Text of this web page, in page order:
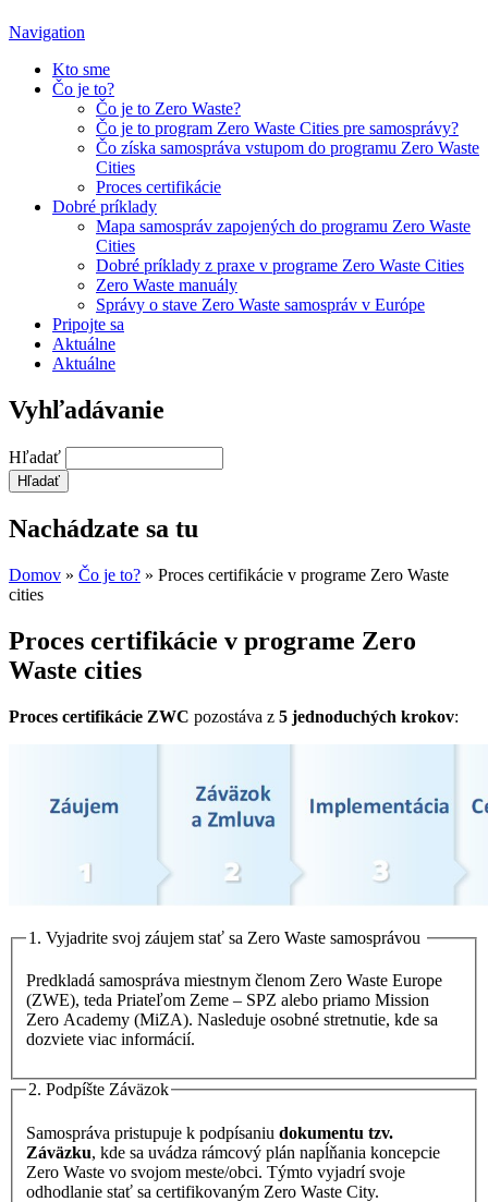
Navigation
Kto sme
Čo je to?
Čo je to Zero Waste?
Čo je to program Zero Waste Cities pre samosprávy?
Čo získa samospráva vstupom do programu Zero Waste
Cities
Proces certifikácie
Dobré príklady
Mapa samospráv zapojených do programu Zero Waste
Cities
Dobré príklady z praxe v programe Zero Waste Cities
Zero Waste manuály
Správy o stave Zero Waste samospráv v Európe
Pripojte sa
Aktuálne
Aktuálne
Vyhľadávanie
Hľadať
Nachádzate sa tu
Domov » Čo je to? » Proces certifikácie v programe Zero Waste
cities
Proces certifikácie v programe Zero
Waste cities
Proces certifikácie ZWC pozostáva z 5 jednoduchých krokov:
1. Vyjadrite svoj záujem stať sa Zero Waste samosprávou
Predkladá samospráva miestnym členom Zero Waste Europe
(ZWE), teda Priateľom Zeme – SPZ alebo priamo Mission
Zero Academy (MiZA). Nasleduje osobné stretnutie, kde sa
dozviete viac informácií.
2. Podpíšte Záväzok
Samospráva pristupuje k podpísaniu dokumentu tzv.
Záväzku, kde sa uvádza rámcový plán napĺňania koncepcie
Zero Waste vo svojom meste/obci. Týmto vyjadrí svoje
odhodlanie stať sa certifikovaným Zero Waste City.